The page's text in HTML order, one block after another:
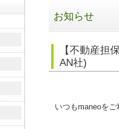
お知らせ
【不動産担
AN社)
いつもmaneoをご